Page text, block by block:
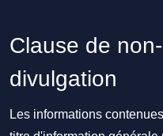
Clause de
divulgation
Les informations